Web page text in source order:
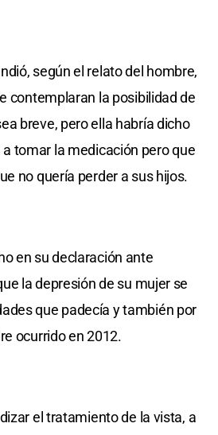
según el relato del hombre,
contemplaran la posibilidad de
breve, pero ella habría dicho
tomar la medicación pero que
no quería perder a sus hijos.
en su declaración ante
la depresión de su mujer se
que padecía y también por
ocurrido en 2012.
el tratamiento de la vista, a